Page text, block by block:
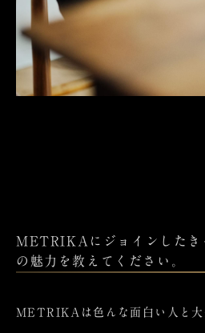
METRIKAにジョインした
の魅力を教えてください。
METRIKAは色んな面白い人と大